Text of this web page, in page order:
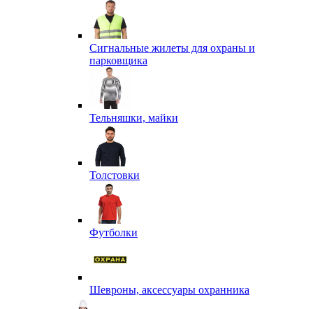
Сигнальные жилеты для охраны и
парковщика
Тельняшки, майки
Толстовки
Футболки
Шевроны, аксессуары охранника